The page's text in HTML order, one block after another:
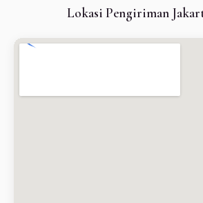
Lokasi Pengiriman